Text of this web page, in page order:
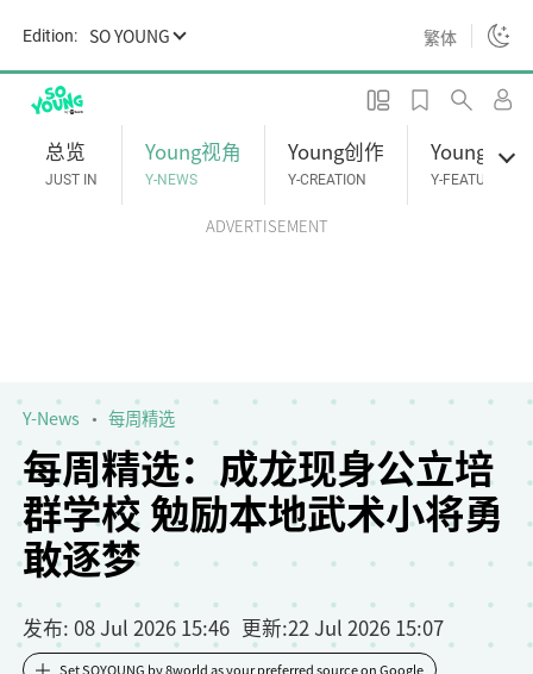
i
Edition: SO YOUNG 繁体
总览
JUST IN
Young视角
Y-NEWS
Young创作
Y-CREATION
Young专题
Y-FEATURES
ADVERTISEMENT
每周精选：成龙现身公立培
群学校 勉励本地武术小将勇
敢逐梦
Y-News 每周精选
发布: 08 Jul 2026 15:46 更新:22 Jul 2026 15:07